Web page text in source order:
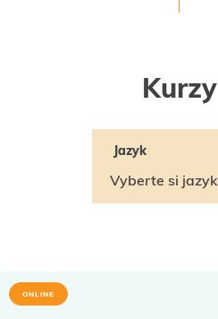
Kurzy
Jazyk
ONLINE